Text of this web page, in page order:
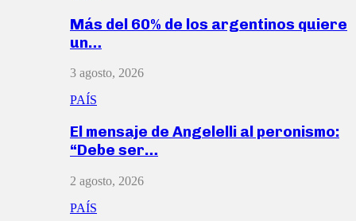
Más del 60% de los argentinos quiere
un…
3 agosto, 2026
PAÍS
El mensaje de Angelelli al peronismo:
“Debe ser…
2 agosto, 2026
PAÍS